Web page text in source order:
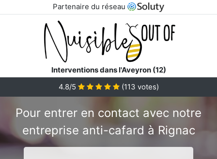
Partenaire du réseau
Interventions dans l'Aveyron (12)
4.8/5
(113 votes)
Pour entrer en contact avec notre
entreprise anti-cafard à Rignac